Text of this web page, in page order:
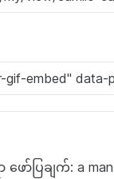
ော်ပြချက်: a